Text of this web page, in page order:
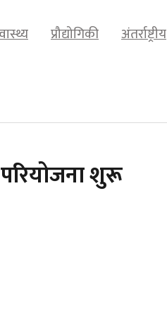
प्रौद्योगिकी अंतर्राष्ट्रीय
शुरू